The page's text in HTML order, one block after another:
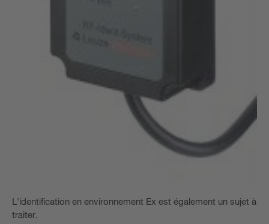
L'identification en environnement Ex est également un sujet à
traiter.